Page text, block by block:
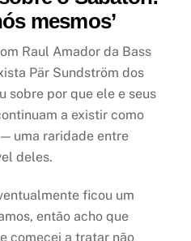
mesmos’
Raul Amador da Bass
Pär Sundström dos
sobre por que ele e seus
a existir como
uma raridade entre
deles.
ficou um
então acho que
comecei a tratar não